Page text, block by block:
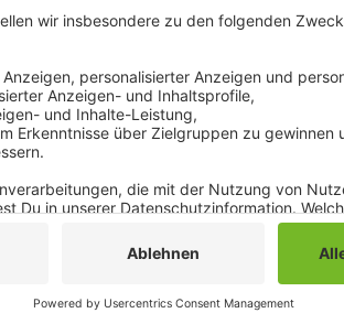
wird außerdem wegen Zulassens des